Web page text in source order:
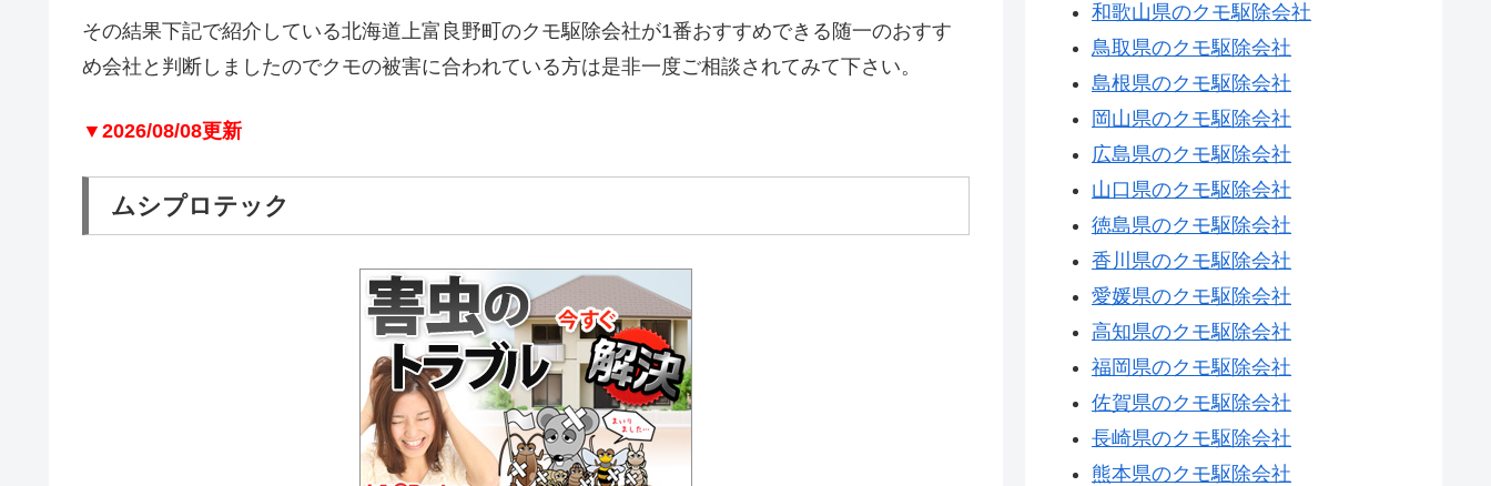
その結果下記で紹介している北海道上富良野町のクモ駆除会社が1番おすすめできる随一のおすす
め会社と判断しましたのでクモの被害に合われている方は是非一度ご相談されてみて下さい。
▼2026/08/08更新
ムシプロテック
和歌山県のクモ駆除会社
鳥取県のクモ駆除会社
島根県のクモ駆除会社
岡山県のクモ駆除会社
広島県のクモ駆除会社
山口県のクモ駆除会社
徳島県のクモ駆除会社
香川県のクモ駆除会社
愛媛県のクモ駆除会社
高知県のクモ駆除会社
福岡県のクモ駆除会社
佐賀県のクモ駆除会社
長崎県のクモ駆除会社
熊本県のクモ駆除会社